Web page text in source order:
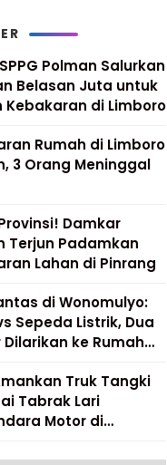
Polman Salurkan
Belasan Juta untuk
Kebakaran di Limboro
Rumah di Limboro
3 Orang Meninggal
Damkar
Terjun Padamkan
Lahan di Pinrang
di Wonomulyo:
Sepeda Listrik, Dua
Dilarikan ke Rumah
Truk Tangki
Tabrak Lari
Motor di